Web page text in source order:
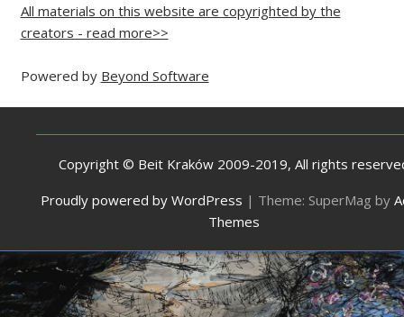
All materials on this website are copyrighted by the
creators - read more>>
Powered by Beyond Software
Copyright © Beit Kraków 2009-2019, All rights
Proudly powered by WordPress | Theme: SuperMag by
Themes